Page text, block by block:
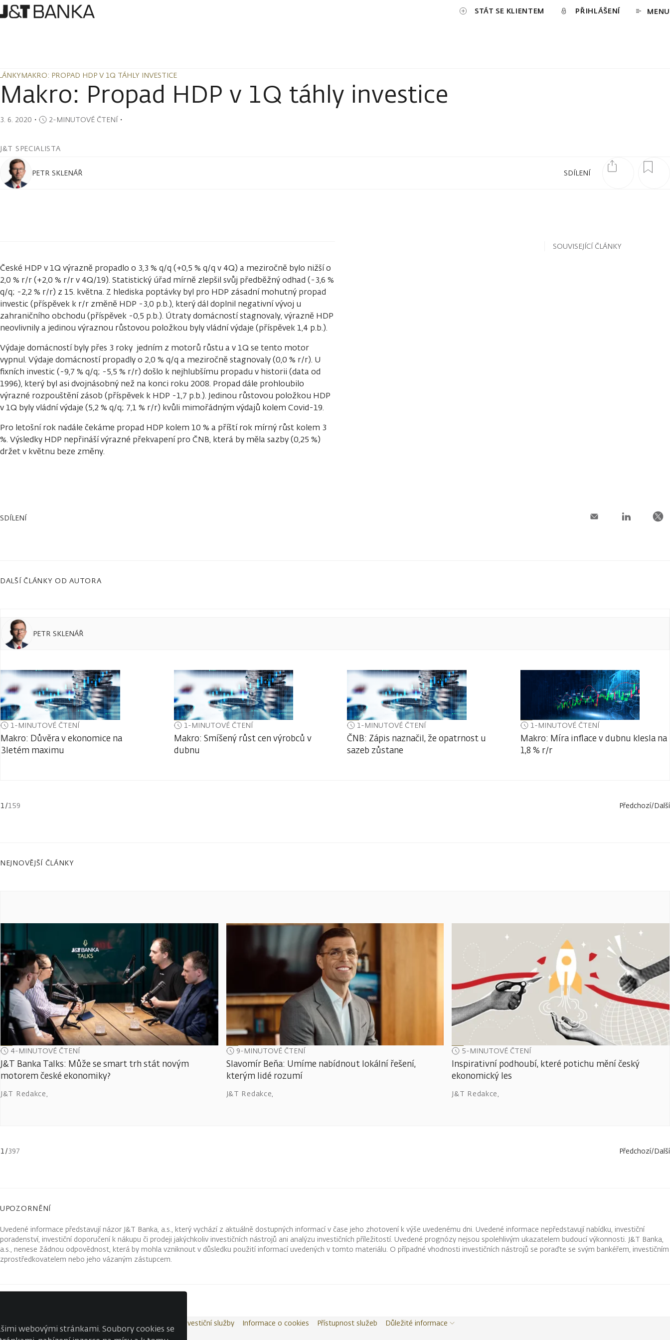
STÁT SE KLIENTEM PŘIHLÁŠENÍ MENU
MAKRO: PROPAD HDP V 1Q TÁHLY INVESTICE
MAKRO: PROPAD HDP V 1Q TÁHLY INVESTICE
Makro: Propad HDP v 1Q táhly investice
3. 6. 2020 ・ 2-MINUTOVÉ ČTENÍ・
J&T SPECIALISTA
SDÍLENÍ
PETR SKLENÁŘ
České HDP v 1Q výrazně propadlo o 3,3 % q/q (+0,5 % q/q v 4Q) a meziročně bylo nižší o
2,0 % r/r (+2,0 % r/r v 4Q/19). Statistický úřad mírně zlepšil svůj předběžný odhad (-3,6 %
q/q; -2,2 % r/r) z 15. května. Z hlediska poptávky byl pro HDP zásadní mohutný propad
investic (příspěvek k r/r změně HDP -3,0 p.b.), který dál doplnil negativní vývoj u
zahraničního obchodu (příspěvek -0,5 p.b.). Útraty domácností stagnovaly, výrazně HDP
neovlivnily a jedinou výraznou růstovou položkou byly vládní výdaje (příspěvek 1,4 p.b.).
Výdaje domácností byly přes 3 roky jedním z motorů růstu a v 1Q se tento motor
vypnul. Výdaje domácností propadly o 2,0 % q/q a meziročně stagnovaly (0,0 % r/r). U
fixních investic (-9,7 % q/q; -5,5 % r/r) došlo k nejhlubšímu propadu v historii (data od
1996), který byl asi dvojnásobný než na konci roku 2008. Propad dále prohloubilo
výrazné rozpouštění zásob (příspěvek k HDP -1,7 p.b.). Jedinou růstovou položkou HDP
v 1Q byly vládní výdaje (5,2 % q/q; 7,1 % r/r) kvůli mimořádným výdajů kolem Covid-19.
Pro letošní rok nadále čekáme propad HDP kolem 10 % a příští rok mírný růst kolem 3
%. Výsledky HDP nepřináší výrazné překvapení pro ČNB, která by měla sazby (0,25 %)
držet v květnu beze změny.
SOUVISEJÍCÍ ČLÁNKY
SDÍLENÍ
DALŠÍ ČLÁNKY OD AUTORA
PETR SKLENÁŘ
1-MINUTOVÉ ČTENÍ
Makro: Důvěra v ekonomice na
3letém maximu
1-MINUTOVÉ ČTENÍ
Makro: Smíšený růst cen výrobců v
dubnu
1-MINUTOVÉ ČTENÍ
ČNB: Zápis naznačil, že opatrnost u
sazeb zůstane
1-MINUTOVÉ ČTENÍ
Makro: Míra inflace v dubnu klesla na
1,8 % r/r
1 /159 Předchozí/Další
NEJNOVĚJŠÍ ČLÁNKY
4-MINUTOVÉ ČTENÍ
J&T Banka Talks: Může se smart trh stát novým
motorem české ekonomiky?
J&T Redakce,
9-MINUTOVÉ ČTENÍ
Slavomír Beňa: Umíme nabídnout lokální řešení,
kterým lidé rozumí
J&T Redakce,
5-MINUTOVÉ ČTENÍ
Inspirativní podhoubí, které potichu mění český
ekonomický les
J&T Redakce,
1/397 Předchozí/Další
UPOZORNĚNÍ
Uvedené informace představují názor J&T Banka, a.s., který vychází z aktuálně dostupných informací v čase jeho zhotovení k výše uvedenému dni. Uvedené informace nepředstavují nabídku, investiční
poradenství, investiční doporučení k nákupu či prodeji jakýchkoliv investičních nástrojů ani analýzu investičních příležitostí. Uvedené prognózy nejsou spolehlivým ukazatelem budoucí výkonnosti. J&T Banka,
a.s., nenese žádnou odpovědnost, která by mohla vzniknout v důsledku použití informací uvedených v tomto materiálu. O případné vhodnosti investičních nástrojů se poraďte se svým bankéřem, investičním
zprostředkovatelem nebo jeho vázaným zástupcem.
Kontakty Wealth Report Investiční služby Informace o cookies Přístupnost služeb Důležité informace
webovými stránkami. Soubory cookies se